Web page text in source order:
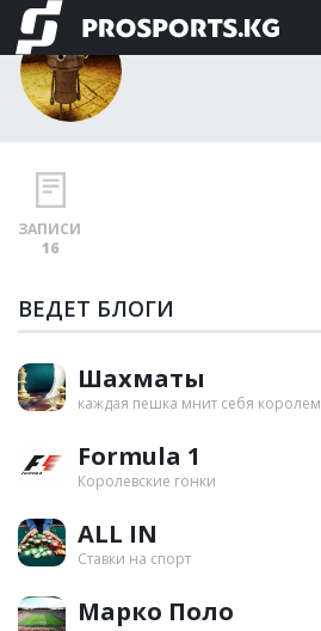
SPQR
ЗАПИСИ
16
ВЕДЕТ БЛОГИ
Шахматы
каждая пешка мнит себя королем
Formula 1
Королевские гонки
ALL IN
Ставки на спорт
Марко Поло